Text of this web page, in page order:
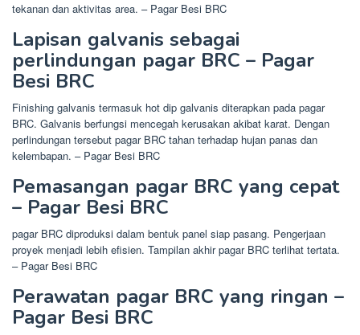
tekanan dan aktivitas area. – Pagar Besi BRC
Lapisan galvanis sebagai
perlindungan pagar BRC – Pagar
Besi BRC
Finishing galvanis termasuk hot dip galvanis diterapkan pada pagar
BRC. Galvanis berfungsi mencegah kerusakan akibat karat. Dengan
perlindungan tersebut pagar BRC tahan terhadap hujan panas dan
kelembapan. – Pagar Besi BRC
Pemasangan pagar BRC yang cepat
– Pagar Besi BRC
pagar BRC diproduksi dalam bentuk panel siap pasang. Pengerjaan
proyek menjadi lebih efisien. Tampilan akhir pagar BRC terlihat tertata.
– Pagar Besi BRC
Perawatan pagar BRC yang ringan –
Pagar Besi BRC